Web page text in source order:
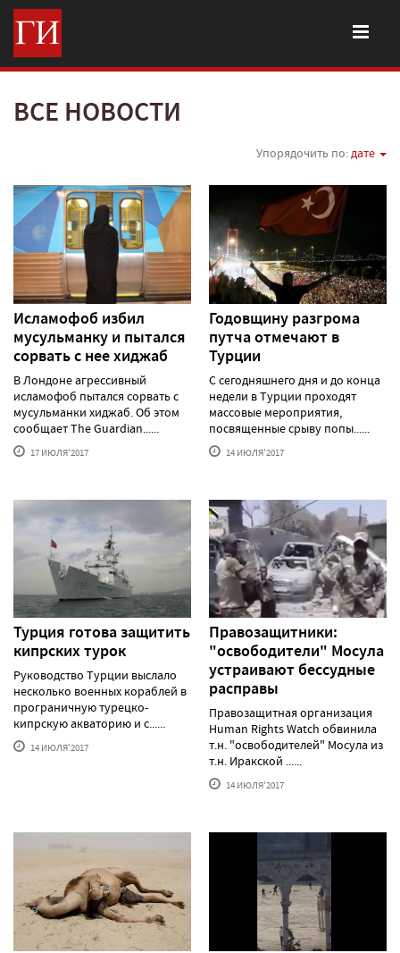
ВСЕ НОВОСТИ
Упорядочить по:дате
Исламофоб избил
мусульманку и пытался
сорвать с нее хиджаб
В Лондоне агрессивный
исламофоб пытался сорвать с
мусульманки хиджаб. Об этом
сообщает The Guardian......
17 ИЮЛЯ'2017
Годовщину разгрома
путча отмечают в
Турции
С сегодняшнего дня и до конца
недели в Турции проходят
массовые мероприятия,
посвященные срыву попы......
14 ИЮЛЯ'2017
Турция готова защитить
кипрских турок
Руководство Турции выслало
несколько военных кораблей в
програничную турецко-
кипрскую акваторию и с......
14 ИЮЛЯ'2017
Правозащитники:
"освободители" Мосула
устраивают бессудные
расправы
Правозащитная организация
Human Rights Watch обвинила
т.н. "освободителей" Мосула из
т.н. Иракской ......
14 ИЮЛЯ'2017